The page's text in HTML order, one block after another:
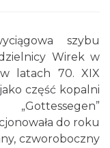
szybu
Wirek w
latach 70. XIX
część kopalni
do roku
czworoboczny